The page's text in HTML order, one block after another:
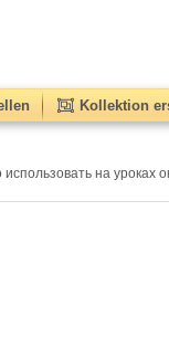
Kollektion
на уроках